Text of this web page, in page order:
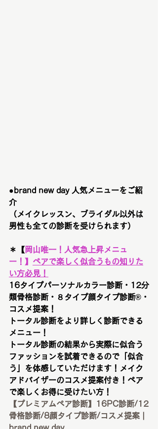
●brand new day 人気メニューをご紹
介
（メイクレッスン、ブライダル以外は
男性も全ての診断を受けられます）
＊【 岡山唯一！ 人気急上昇メニュ
ー！ 】 ペアで楽しく似合うもの知りた
い方必見！
16タイプパーソナルカラー診断・12分
類骨格診断・８タイプ顔タイプ診断®︎・
コスメ提案！
トータル診断をより詳しく診断できる
メニュー！
トータル診断の結果から実際に似合う
ファッションを試着できるので「似合
う」を体感していただけます！メイク
アドバイザーのコスメ提案付き！ペア
で楽しくお得に受けたい方！
【プレミアムペア診断】16PC診断/12
骨格診断/8顔タイプ診断/コスメ提案 |